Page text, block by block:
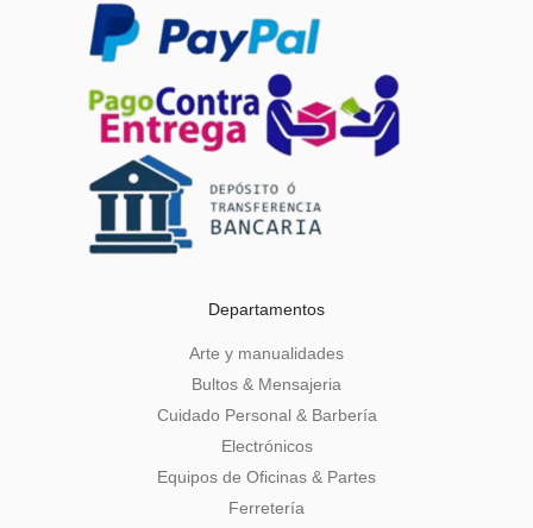
Departamentos
Arte y manualidades
Bultos & Mensajeria
Cuidado Personal & Barbería
Electrónicos
Equipos de Oficinas & Partes
Ferretería